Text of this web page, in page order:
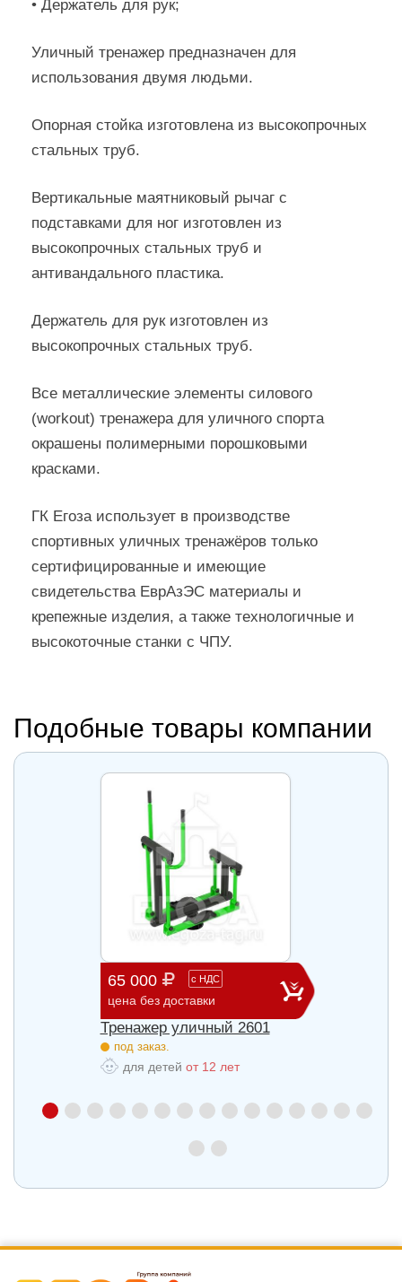
• Держатель для рук;
Уличный тренажер предназначен для
использования двумя людьми.
Опорная стойка изготовлена из высокопрочных
стальных труб.
Вертикальные маятниковый рычаг с
подставками для ног изготовлен из
высокопрочных стальных труб и
антивандального пластика.
Держатель для рук изготовлен из
высокопрочных стальных труб.
Все металлические элементы силового
(workout) тренажера для уличного спорта
окрашены полимерными порошковыми
красками.
ГК Егоза использует в производстве
спортивных уличных тренажёров только
сертифицированные и имеющие
свидетельства ЕврАзЭС материалы и
крепежные изделия, а также технологичные и
высокоточные станки с ЧПУ.
Подобные товары компании
65 000 с НДС
цена без доставки
Тренажер уличный 2601
под заказ.
для детей от 12 лет